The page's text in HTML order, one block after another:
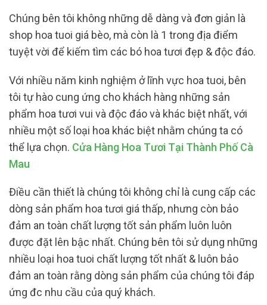
Chúng bên tôi không những dễ dàng và đơn giản là
shop hoa tuoi giá bèo, mà còn là 1 trong địa điểm
tuyệt vời để kiếm tìm các bó hoa tươi đẹp & độc đáo.
Với nhiều năm kinh nghiệm ở lĩnh vực hoa tuoi, bên
tôi tự hào cung ứng cho khách hàng những sản
phẩm hoa tươi vui và độc đáo và khác biệt nhất, với
nhiều một số loại hoa khác biệt nhằm chúng ta có
thể lựa chọn. Cửa Hàng Hoa Tươi Tại Thành Phố Cà
Mau
Điều cần thiết là chúng tôi không chỉ là cung cấp các
dòng sản phẩm hoa tươi giá thấp, nhưng còn bảo
đảm an toàn chất lượng tốt sản phẩm luôn luôn
được đặt lên bậc nhất. Chúng bên tôi sử dụng những
nhiều loại hoa tuoi chất lượng tốt nhất & luôn bảo
đảm an toàn rằng dòng sản phẩm của chúng tôi đáp
ứng đc nhu cầu của quý khách.